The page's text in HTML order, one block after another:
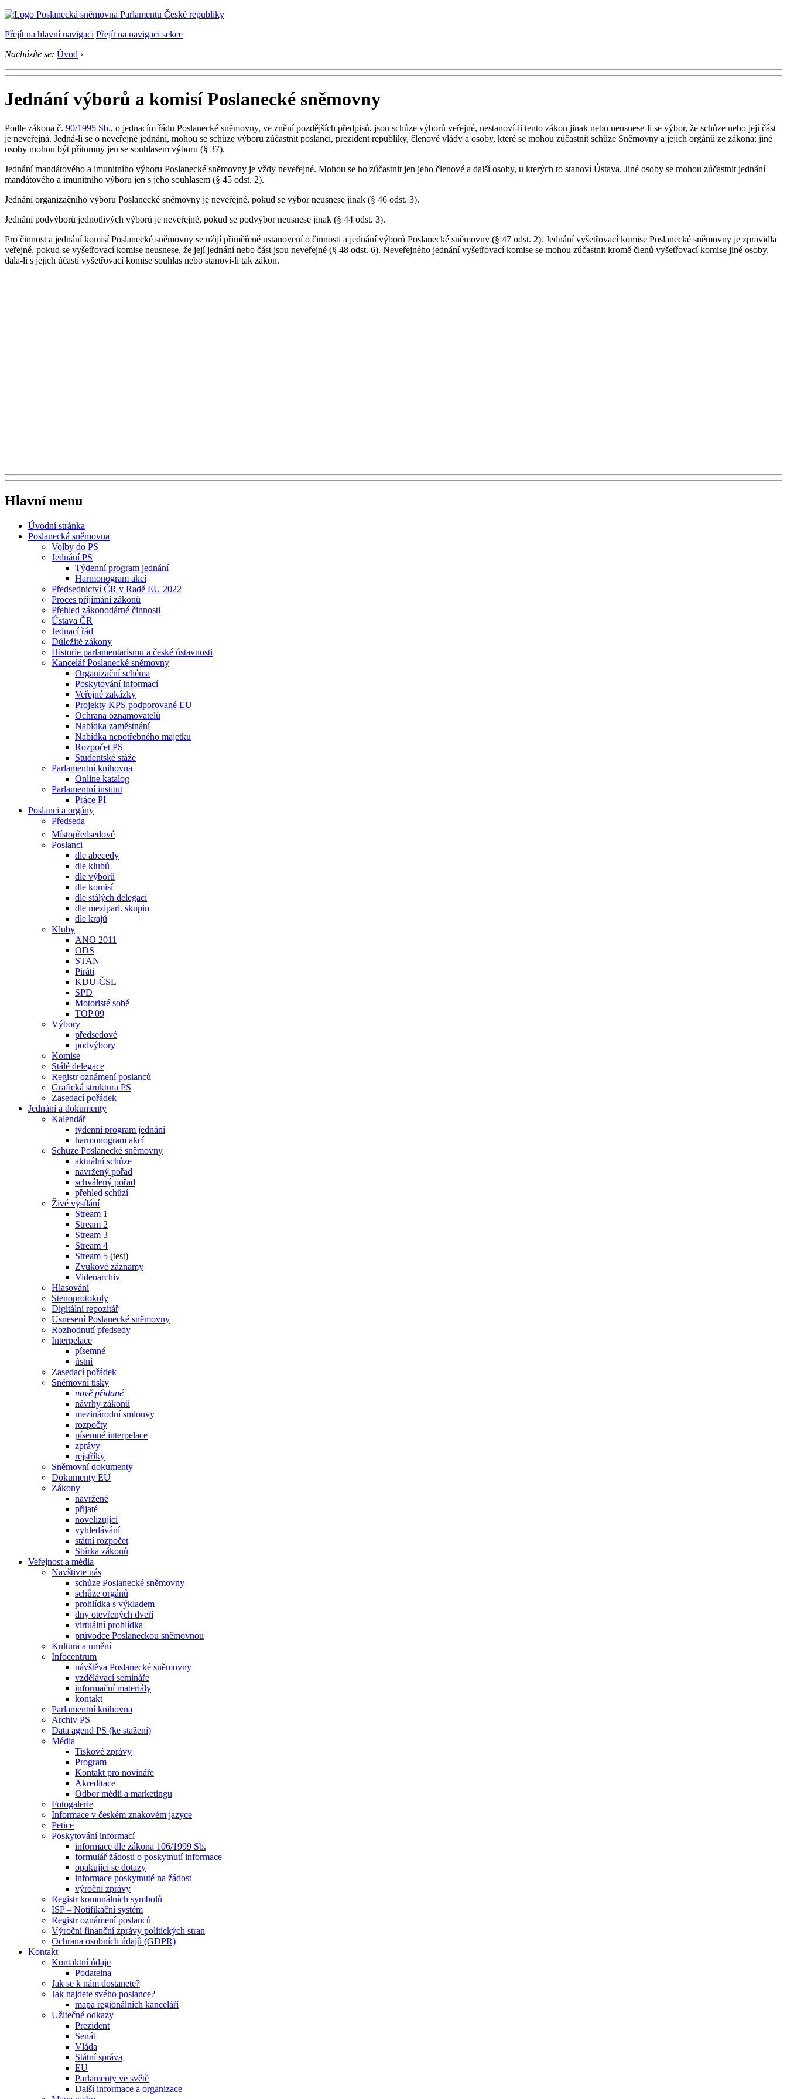
Přejít na hlavní navigaci Přejít na navigaci sekce
Nacházíte se: Úvod ›
Jednání výborů a komisí Poslanecké sněmovny
Podle zákona č. 90/1995 Sb., o jednacím řádu Poslanecké sněmovny, ve znění pozdějších předpisů, jsou schůze výborů veřejné, nestanoví-li tento zákon jinak nebo neusnese-li se výbor, že schůze nebo její část
je neveřejná. Jedná-li se o neveřejné jednání, mohou se schůze výboru zúčastnit poslanci, prezident republiky, členové vlády a osoby, které se mohou zúčastnit schůze Sněmovny a jejích orgánů ze zákona; jiné
osoby mohou být přítomny jen se souhlasem výboru (§ 37).
Jednání mandátového a imunitního výboru Poslanecké sněmovny je vždy neveřejné. Mohou se ho zúčastnit jen jeho členové a další osoby, u kterých to stanoví Ústava. Jiné osoby se mohou zúčastnit jednání
mandátového a imunitního výboru jen s jeho souhlasem (§ 45 odst. 2).
Jednání organizačního výboru Poslanecké sněmovny je neveřejné, pokud se výbor neusnese jinak (§ 46 odst. 3).
Jednání podvýborů jednotlivých výborů je neveřejné, pokud se podvýbor neusnese jinak (§ 44 odst. 3).
Pro činnost a jednání komisí Poslanecké sněmovny se užijí přiměřeně ustanovení o činnosti a jednání výborů Poslanecké sněmovny (§ 47 odst. 2). Jednání vyšetřovací komise Poslanecké sněmovny je zpravidla
veřejné, pokud se vyšetřovací komise neusnese, že její jednání nebo část jsou neveřejné (§ 48 odst. 6). Neveřejného jednání vyšetřovací komise se mohou zúčastnit kromě členů vyšetřovací komise jiné osoby,
dala-li s jejich účastí vyšetřovací komise souhlas nebo stanoví-li tak zákon.
Hlavní menu
Úvodní stránka
Poslanecká sněmovna
Volby do PS
Jednání PS
Týdenní program jednání
Harmonogram akcí
Předsednictví ČR v Radě EU 2022
Proces příjímání zákonů
Přehled zákonodárné činnosti
Ústava ČR
Jednací řád
Důležité zákony
Historie parlamentarismu a české ústavnosti
Kancelář Poslanecké sněmovny
Organizační schéma
Poskytování informací
Veřejné zakázky
Projekty KPS podporované EU
Ochrana oznamovatelů
Nabídka zaměstnání
Nabídka nepotřebného majetku
Rozpočet PS
Studentské stáže
Parlamentní knihovna
Online katalog
Parlamentní institut
Práce PI
Poslanci a orgány
Předseda
Místopředsedové
Poslanci
dle abecedy
dle klubů
dle výborů
dle komisí
dle stálých delegací
dle meziparl. skupin
dle krajů
Kluby
ANO 2011
ODS
STAN
Piráti
KDU-ČSL
SPD
Motoristé sobě
TOP 09
Výbory
předsedové
podvýbory
Komise
Stálé delegace
Registr oznámení poslanců
Grafická struktura PS
Zasedací pořádek
Jednání a dokumenty
Kalendář
týdenní program jednání
harmonogram akcí
Schůze Poslanecké sněmovny
aktuální schůze
navržený pořad
schválený pořad
přehled schůzí
Živé vysílání
Stream 1
Stream 2
Stream 3
Stream 4
Stream 5 (test)
Zvukové záznamy
Videoarchiv
Hlasování
Stenoprotokoly
Digitální repozitář
Usnesení Poslanecké sněmovny
Rozhodnutí předsedy
Interpelace
písemné
ústní
Zasedací pořádek
Sněmovní tisky
nově přidané
návrhy zákonů
mezinárodní smlouvy
rozpočty
písemné interpelace
zprávy
rejstříky
Sněmovní dokumenty
Dokumenty EU
Zákony
navržené
přijaté
novelizující
vyhledávání
státní rozpočet
Sbírka zákonů
Veřejnost a média
Navštivte nás
schůze Poslanecké sněmovny
schůze orgánů
prohlídka s výkladem
dny otevřených dveří
virtuální prohlídka
průvodce Poslaneckou sněmovnou
Kultura a umění
Infocentrum
návštěva Poslanecké sněmovny
vzdělávací semináře
informační materiály
kontakt
Parlamentní knihovna
Archiv PS
Data agend PS (ke stažení)
Média
Tiskové zprávy
Program
Kontakt pro novináře
Akreditace
Odbor médií a marketingu
Fotogalerie
Informace v českém znakovém jazyce
Petice
Poskytování informací
informace dle zákona 106/1999 Sb.
formulář žádosti o poskytnutí informace
opakující se dotazy
informace poskytnuté na žádost
výroční zprávy
Registr komunálních symbolů
ISP – Notifikační systém
Registr oznámení poslanců
Výroční finanční zprávy politických stran
Ochrana osobních údajů (GDPR)
Kontakt
Kontaktní údaje
Podatelna
Jak se k nám dostanete?
Jak najdete svého poslance?
mapa regionálních kanceláří
Užitečné odkazy
Prezident
Senát
Vláda
Státní správa
EU
Parlamenty ve světě
Další informace a organizace